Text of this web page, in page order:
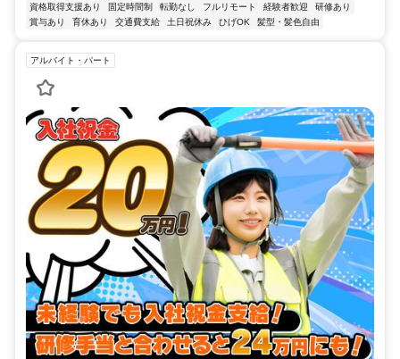
資格取得支援あり 固定時間制 転勤なし フルリモート 経験者歓迎
研修あり
賞与あり
育休あり 交通費支給 土日祝休み ひげOK 髪型・髪色自由
アルバイト・パート